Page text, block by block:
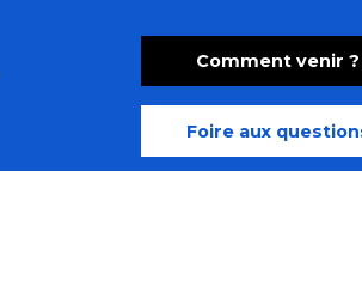
Comment venir ?
Foire aux